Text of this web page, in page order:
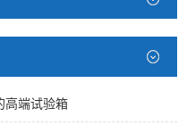
高端试验箱